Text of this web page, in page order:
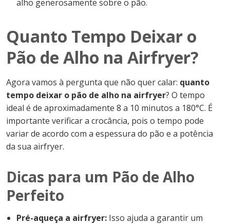
alho generosamente sobre o pão.
Quanto Tempo Deixar o
Pão de Alho na Airfryer?
Agora vamos à pergunta que não quer calar: quanto
tempo deixar o pão de alho na airfryer? O tempo
ideal é de aproximadamente 8 a 10 minutos a 180°C. É
importante verificar a crocância, pois o tempo pode
variar de acordo com a espessura do pão e a potência
da sua airfryer.
Dicas para um Pão de Alho
Perfeito
Pré-aqueça a airfryer: Isso ajuda a garantir um